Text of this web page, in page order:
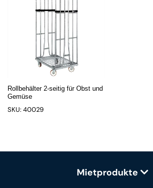
Rollbehälter 2-seitig für Obst und
Gemüse
SKU: 40029
Mietprodukte